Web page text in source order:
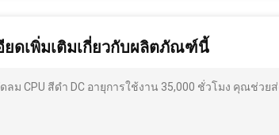
ยดเพิ่มเติมเกี่ยวกับผลิตภัณฑ์นี้
CPU สีดำ DC อายุการใช้งาน 35,000 ชั่วโมง คุณช่วย